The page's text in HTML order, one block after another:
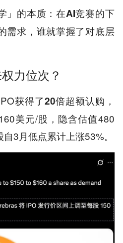
」的本质： 在AI竞赛的下
需求，谁就掌握了对底层
力位次？
获得了20倍超额认购 ，
美元/股，隐含估值480
3月低点累计上涨53%。